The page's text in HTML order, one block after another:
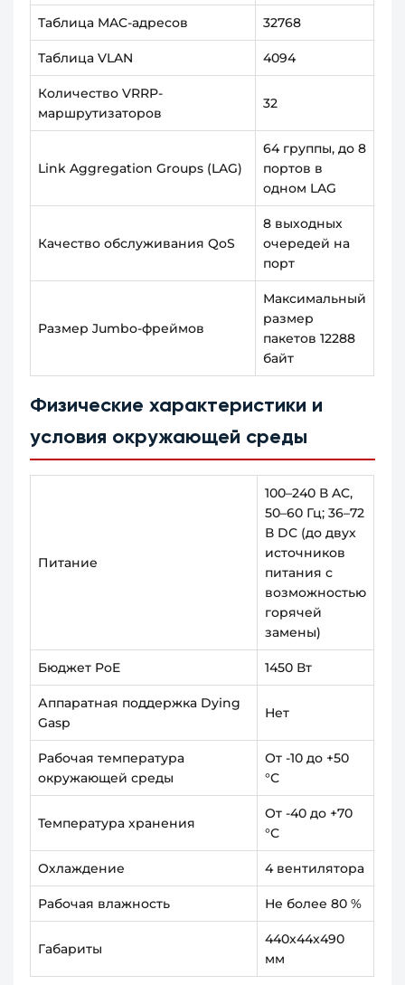
Таблица MAC-адресов 32768
Таблица VLAN 4094
Количество VRRP-
маршрутизаторов
32
Link Aggregation Groups (LAG)
64 группы, до 8
портов в
одном LAG
Качество обслуживания QoS
8 выходных
очередей на
порт
Размер Jumbo-фреймов
Максимальный
размер
пакетов 12288
байт
Физические характеристики и
условия окружающей среды
Питание
100–240 В AC,
50–60 Гц; 36–72
В DC (до двух
источников
питания с
возможностью
горячей
замены)
Бюджет PoE 1450 Вт
Аппаратная поддержка Dying
Gasp
Нет
Рабочая температура
окружающей среды
От -10 до +50
°С
Температура хранения
От -40 до +70
°С
Охлаждение 4 вентилятора
Рабочая влажность Не более 80 %
Габариты
440x44x490
мм